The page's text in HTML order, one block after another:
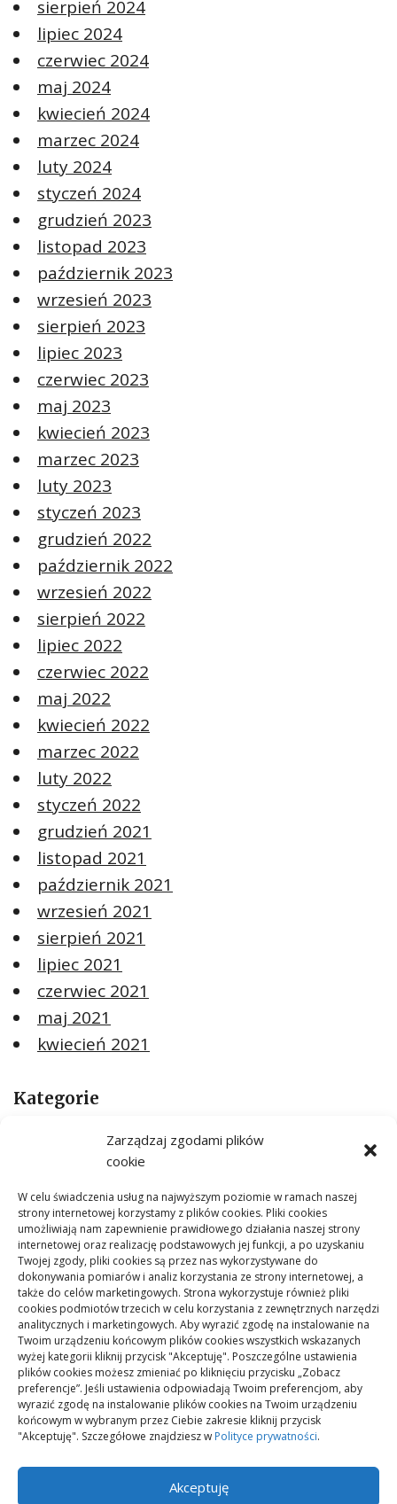
Zarządzaj zgodami plików
cookie
W celu świadczenia usług na najwyższym poziomie w ramach naszej
strony internetowej korzystamy z plików cookies. Pliki cookies
umożliwiają nam zapewnienie prawidłowego działania naszej strony
internetowej oraz realizację podstawowych jej funkcji, a po uzyskaniu
Twojej zgody, pliki cookies są przez nas wykorzystywane do
dokonywania pomiarów i analiz korzystania ze strony internetowej, a
także do celów marketingowych. Strona wykorzystuje również pliki
cookies podmiotów trzecich w celu korzystania z zewnętrznych narzędzi
analitycznych i marketingowych. Aby wyrazić zgodę na instalowanie na
Twoim urządzeniu końcowym plików cookies wszystkich wskazanych
wyżej kategorii kliknij przycisk "Akceptuję". Poszczególne ustawienia
plików cookies możesz zmieniać po kliknięciu przycisku „Zobacz
preferencje”. Jeśli ustawienia odpowiadają Twoim preferencjom, aby
wyrazić zgodę na instalowanie plików cookies na Twoim urządzeniu
końcowym w wybranym przez Ciebie zakresie kliknij przycisk
"Akceptuję". Szczegółowe znajdziesz w Polityce prywatności.
Akceptuję
sierpień 2024
lipiec 2024
czerwiec 2024
maj 2024
kwiecień 2024
marzec 2024
luty 2024
styczeń 2024
grudzień 2023
listopad 2023
październik 2023
wrzesień 2023
sierpień 2023
lipiec 2023
czerwiec 2023
maj 2023
kwiecień 2023
marzec 2023
luty 2023
styczeń 2023
grudzień 2022
październik 2022
wrzesień 2022
sierpień 2022
lipiec 2022
czerwiec 2022
maj 2022
kwiecień 2022
marzec 2022
luty 2022
styczeń 2022
grudzień 2021
listopad 2021
październik 2021
wrzesień 2021
sierpień 2021
lipiec 2021
czerwiec 2021
maj 2021
kwiecień 2021
Kategorie
ARTYKUŁ SPONSOROWANY
Budownictwo
Dom
Ogród
Remont
Meta
Zaloguj się
Kanał wpisów
Kanał komentarzy
WordPress.org